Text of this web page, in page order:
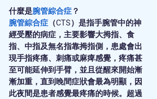
什麼是腕管綜合症 ？
腕管綜合症 （CTS）是指手腕管中的神
經受壓的病症，主要影響大拇指、食
指、中指及無名指靠拇指側，患處會出
現手指疼痛、刺痛或麻痺感覺，疼痛甚
至可能延伸到手臂，並且從醒來開始漸
漸加重，直到晚間症狀會最為明顯，因
此夜間是患者感覺最疼痛的時候。超過